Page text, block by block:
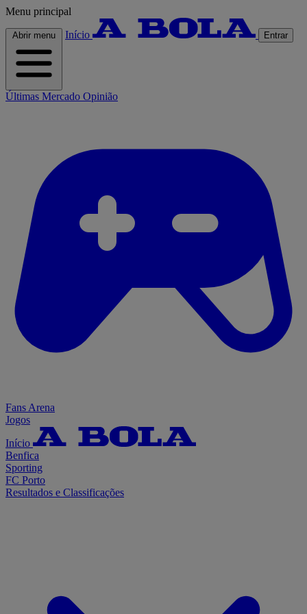
Menu principal
Abrir menu Início Entrar
Últimas Mercado Opinião
Fans Arena
Jogos
Início
Benfica
Sporting
FC Porto
Resultados e Classificações